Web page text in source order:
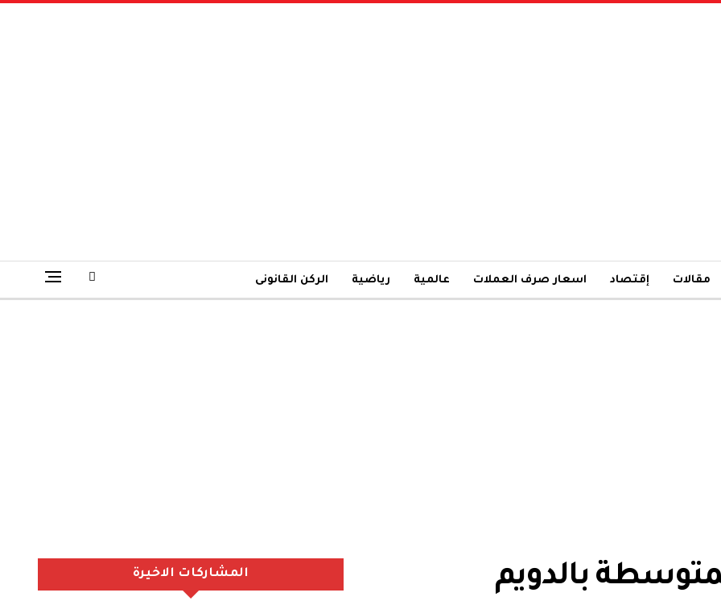
مقالات إقتصاد اسعار صرف العملات عالمية رياضية الركن القانونى
بالدويم المشاركات الاخيرة